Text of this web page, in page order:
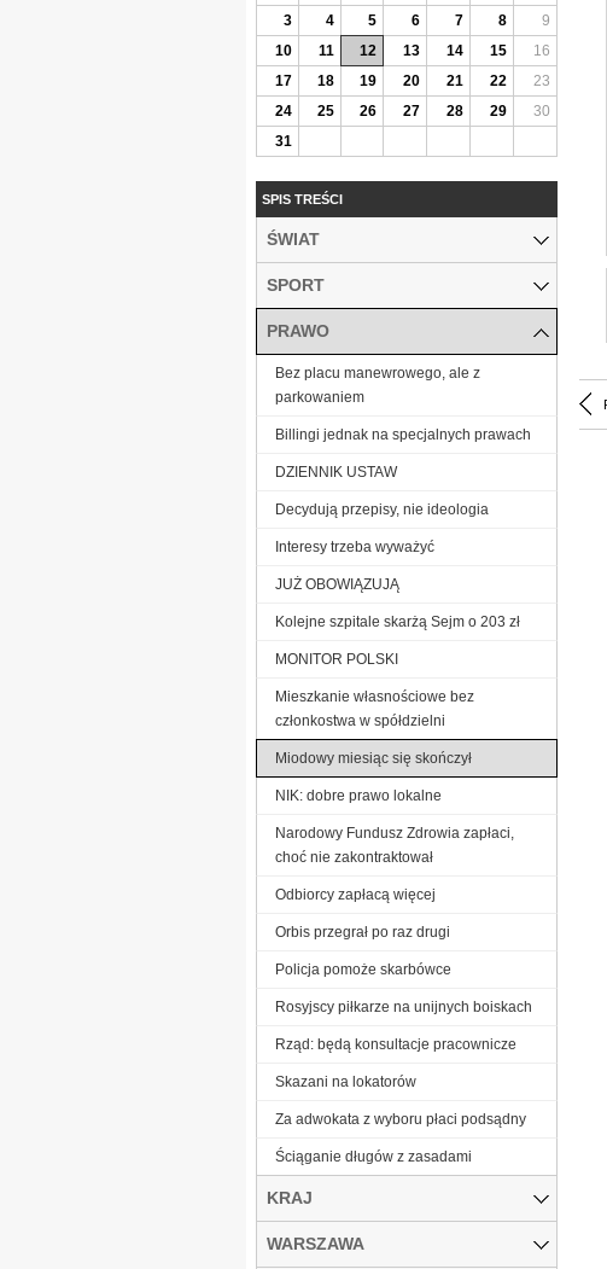
3
4 5 6 7 8
9
10
11 12 13 14 15
16
17
18 19 20 21 22
23
24
25 26 27 28 29
30
31
SPIS TREŚCI
ŚWIAT
SPORT
PRAWO
Bez placu manewrowego, ale z
parkowaniem
Billingi jednak na specjalnych prawach
DZIENNIK USTAW
Decydują przepisy, nie ideologia
Interesy trzeba wyważyć
JUŻ OBOWIĄZUJĄ
Kolejne szpitale skarżą Sejm o 203 zł
MONITOR POLSKI
Mieszkanie własnościowe bez
członkostwa w spółdzielni
Miodowy miesiąc się skończył
NIK: dobre prawo lokalne
Narodowy Fundusz Zdrowia zapłaci,
choć nie zakontraktował
Odbiorcy zapłacą więcej
Orbis przegrał po raz drugi
Policja pomoże skarbówce
Rosyjscy piłkarze na unijnych boiskach
Rząd: będą konsultacje pracownicze
Skazani na lokatorów
Za adwokata z wyboru płaci podsądny
Ściąganie długów z zasadami
KRAJ
WARSZAWA